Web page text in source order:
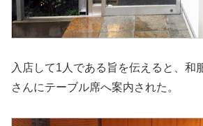
入店して1人である旨を伝えると、和
さんにテーブル席へ案内された。